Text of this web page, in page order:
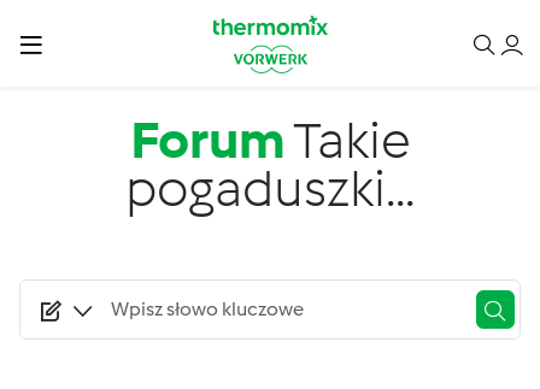
ForumTakie
pogaduszki...